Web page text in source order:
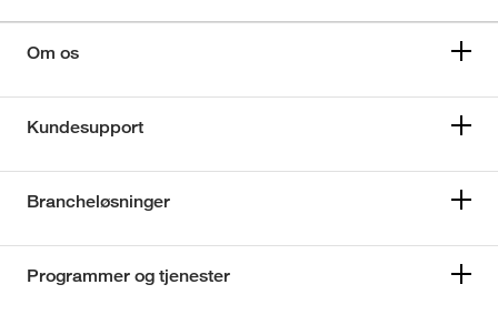
Om os
Kundesupport
Brancheløsninger
Programmer og tjenester